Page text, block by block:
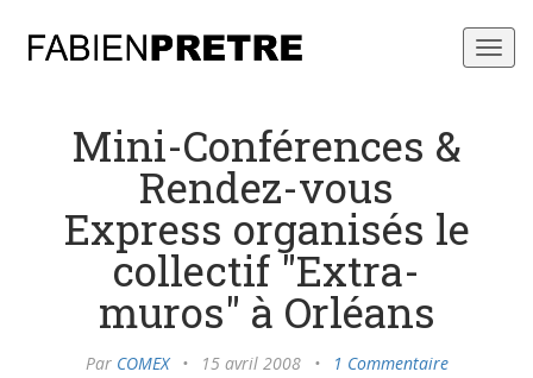
Mini-Conférences &
Rendez-vous
Express organisés le
collectif "Extra-
muros" à Orléans
Par COMEX • 15 avril 2008 • 1 Commentaire